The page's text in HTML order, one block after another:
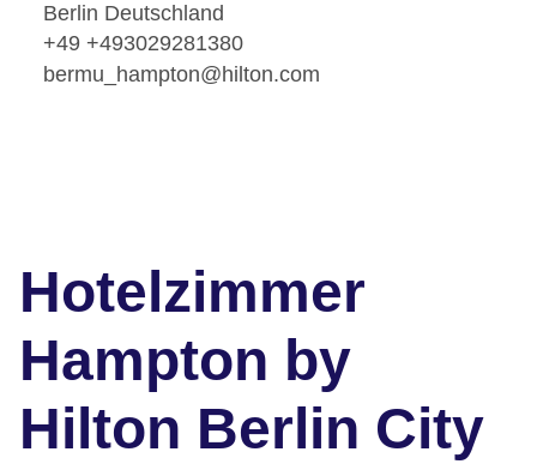
Berlin Deutschland
+49 +493029281380
bermu_hampton@hilton.com
Hotelzimmer
Hampton by
Hilton Berlin City